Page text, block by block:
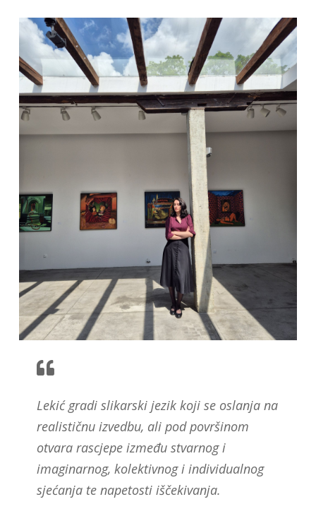
Lekić gradi slikarski jezik koji se oslanja na
realističnu izvedbu, ali pod površinom
otvara rascjepe između stvarnog i
imaginarnog, kolektivnog i individualnog
sjećanja te napetosti iščekivanja.